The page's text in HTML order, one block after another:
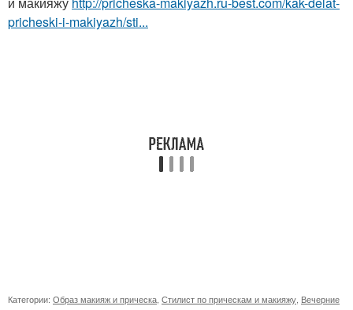
pricheski-i-makiyazh/sti...
Категории: Образ макияж и прическа Стилист по прическам и макияжу Вечерние